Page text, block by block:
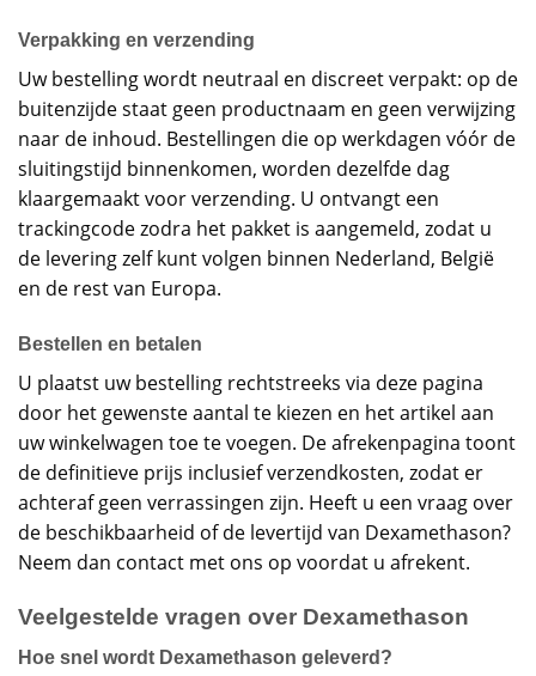
Verpakking en verzending
Uw bestelling wordt neutraal en discreet verpakt: op de
buitenzijde staat geen productnaam en geen verwijzing
naar de inhoud. Bestellingen die op werkdagen vóór de
sluitingstijd binnenkomen, worden dezelfde dag
klaargemaakt voor verzending. U ontvangt een
trackingcode zodra het pakket is aangemeld, zodat u
de levering zelf kunt volgen binnen Nederland, België
en de rest van Europa.
Bestellen en betalen
U plaatst uw bestelling rechtstreeks via deze pagina
door het gewenste aantal te kiezen en het artikel aan
uw winkelwagen toe te voegen. De afrekenpagina toont
de definitieve prijs inclusief verzendkosten, zodat er
achteraf geen verrassingen zijn. Heeft u een vraag over
de beschikbaarheid of de levertijd van Dexamethason?
Neem dan contact met ons op voordat u afrekent.
Veelgestelde vragen over Dexamethason
Hoe snel wordt Dexamethason geleverd?